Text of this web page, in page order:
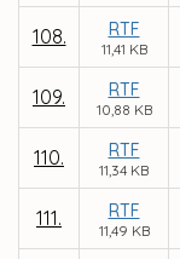
108. RTF
11,41 KB
109. RTF
10,88 KB
110. RTF
11,34 KB
111. RTF
11,49 KB